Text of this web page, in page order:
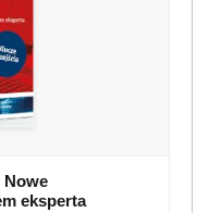
Nowe
eksperta